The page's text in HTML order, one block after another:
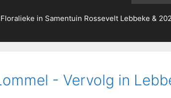
in Samentuin Rossevelt Lebbeke &
- Vervolg in